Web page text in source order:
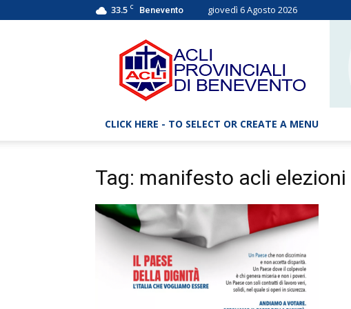
33.5 C Benevento giovedì 6 Agosto 2026
ACLI
Benevento
–
Associazioni
Cristiane
Lavoratori
CLICK HERE - TO SELECT OR CREATE A MENU
Tag: manifesto acli elezioni